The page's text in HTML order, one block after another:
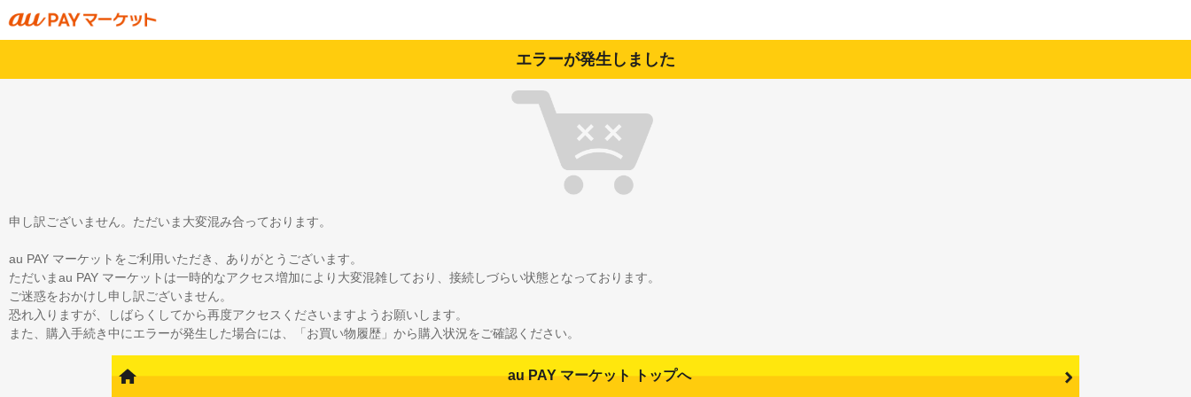
エラーが発生しました
申し訳ございません。ただいま大変混み合っております。
au PAY マーケットをご利用いただき、ありがとうございます。
ただいまau PAY マーケットは一時的なアクセス増加により大変混雑しており、接続しづらい状態となっております。
ご迷惑をおかけし申し訳ございません。
恐れ入りますが、しばらくしてから再度アクセスくださいますようお願いします。
また、購入手続き中にエラーが発生した場合には、「お買い物履歴」から購入状況をご確認ください。
au PAY マーケット トップへ